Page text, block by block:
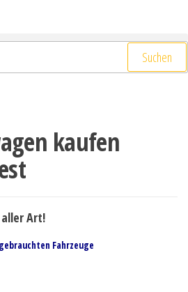
Suchen
kaufen
Art!
Fahrzeuge